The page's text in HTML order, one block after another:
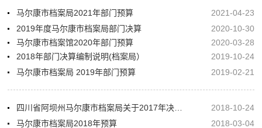
马尔康市档案局2021年部门预算
2021-04-23
2019年度马尔康市档案局部门决算
2020-10-30
马尔康市档案馆2020年部门预算
2020-03-28
2018年部门决算编制说明(档案局）
2019-10-24
马尔康市档案局​ 2019年部门预算
2019-02-21
2018-10-24
马尔康市档案局2018年预算
2018-03-04